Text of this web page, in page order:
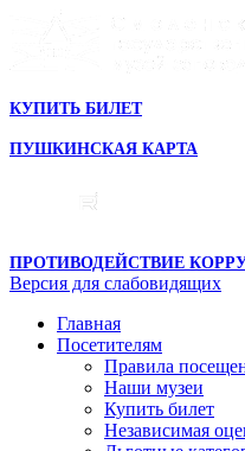
КУПИТЬ БИЛЕТ
ПУШКИНСКАЯ КАРТА
ПРОТИВОДЕЙСТВИЕ
Версия для слабовидящих
Главная
Посетителям
Правила
Наши музеи
Купить билет
Независимая